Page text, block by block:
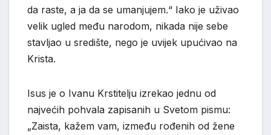
da raste, a ja da se umanjujem.“ Iako je uživao
velik ugled među narodom, nikada nije sebe
stavljao u središte, nego je uvijek upućivao na
Krista.
Isus je o Ivanu Krstitelju izrekao jednu od
najvećih pohvala zapisanih u Svetom pismu:
„Zaista, kažem vam, između rođenih od žene